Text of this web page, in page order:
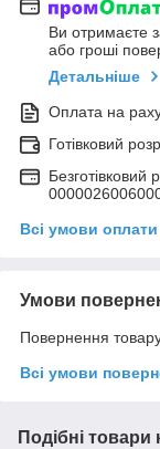
Ви отримаєте
або гроші
Детальніше
Оплата на
Готівковий
Безготівковий
Всі умови оплати
Умови
Повернення
Всі умови
Подібні товари